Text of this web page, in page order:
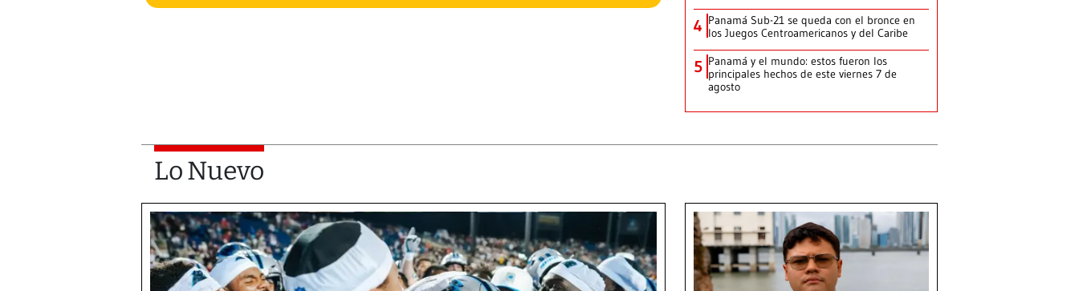
4 Panamá Sub-21 se queda con el bronce en
los Juegos Centroamericanos y del Caribe
5 Panamá y el mundo: estos fueron los
principales hechos de este viernes 7 de
agosto
Lo Nuevo